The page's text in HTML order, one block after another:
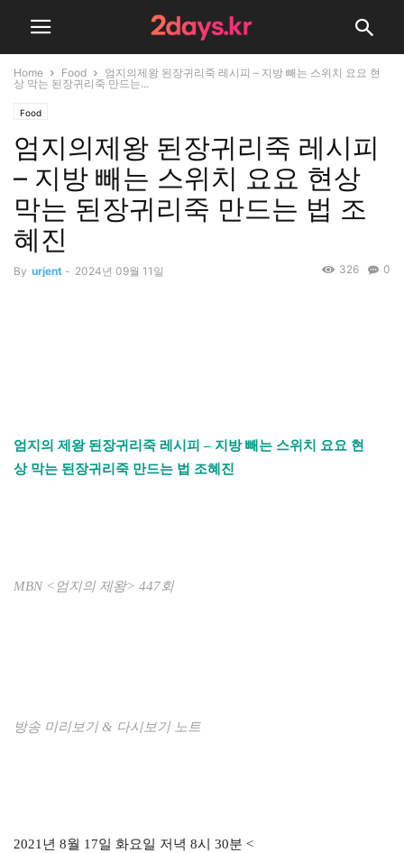
Home Food
엄지의제왕 된장귀리죽 레시피 – 지방 빼는 스위치 요요 현
상 막는 된장귀리죽 만드는...
Food
엄지의제왕 된장귀리죽 레시피
– 지방 빼는 스위치 요요 현상
막는 된장귀리죽 만드는 법 조
혜진
By urjent - 2024년 09월 11일 0
326
엄지의 제왕 된장귀리죽 레시피 – 지방 빼는 스위치 요요 현
상 막는 된장귀리죽 만드는 법 조혜진
MBN <엄지의 제왕> 447회
방송 미리보기 & 다시보기 노트
2021년 8월 17일 화요일 저녁 8시 30분 <